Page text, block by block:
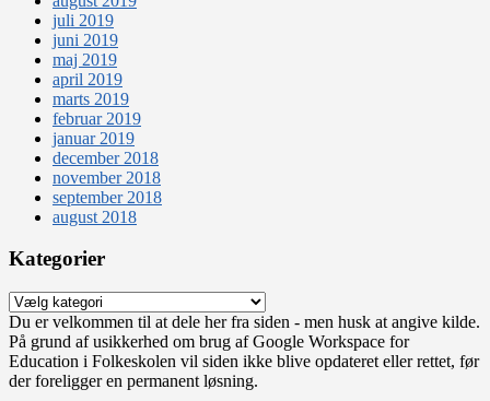
juli 2019
juni 2019
maj 2019
april 2019
marts 2019
februar 2019
januar 2019
december 2018
november 2018
september 2018
august 2018
Kategorier
Kategorier
Du er velkommen til at dele her fra siden - men husk at angive kilde.
På grund af usikkerhed om brug af Google Workspace for
Education i Folkeskolen vil siden ikke blive opdateret eller rettet, før
der foreligger en permanent løsning.